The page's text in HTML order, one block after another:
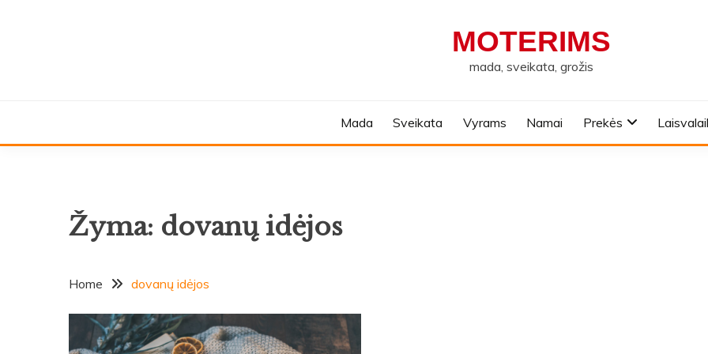
MOTERIMS
mada, sveikata, grožis
Mada Sveikata Vyrams Namai Prekės
Žyma: dovanų idėjos
Home dovanų idėjos